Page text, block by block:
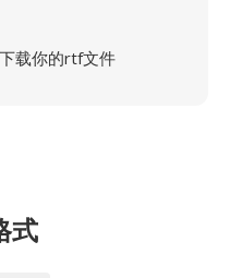
载你的rtf文件
式